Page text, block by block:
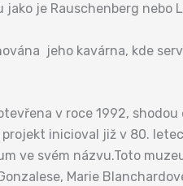
je Rauschenberg nebo
jeho kavárna, kde
v roce 1992,
inicioval již v 80.
ve svém názvu.Toto
Marie